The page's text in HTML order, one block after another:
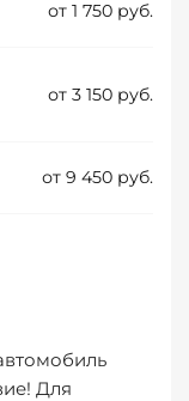
от 1 750 руб.
от 3 150 руб.
от 9 450 руб.
Для